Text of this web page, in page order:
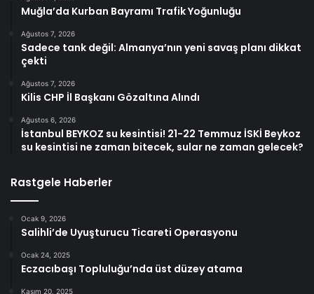
Muğla’da Kurban Bayramı Trafik Yoğunluğu
Ağustos 7, 2026
Sadece tank değil: Almanya’nın yeni savaş planı dikkat
çekti
Ağustos 7, 2026
Kilis CHP İl Başkanı Gözaltına Alındı
Ağustos 6, 2026
İstanbul BEYKOZ su kesintisi! 21-22 Temmuz İSKİ Beykoz
su kesintisi ne zaman bitecek, sular ne zaman gelecek?
Rastgele Haberler
Ocak 9, 2026
Salihli’de Uyuşturucu Ticareti Operasyonu
Ocak 24, 2025
Eczacıbaşı Topluluğu’nda üst düzey atama
Kasım 20, 2025